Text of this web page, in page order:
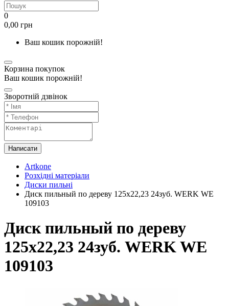
0
0,00 грн
Ваш кошик порожній!
Корзина покупок
Ваш кошик порожній!
Зворотній дзвінок
Написати
Artkone
Розхідні матеріали
Диски пильні
Диск пильный по дереву 125х22,23 24зуб. WERK WE
109103
Диск пильный по дереву
125х22,23 24зуб. WERK WE
109103